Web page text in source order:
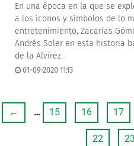
En una época en la que se
a los íconos y símbolos de lo
entretenimiento, Zacarías
Andrés Soler en esta historia
de la Alvírez.
01-09-2020 11:13
← … 15 16 17
22 23